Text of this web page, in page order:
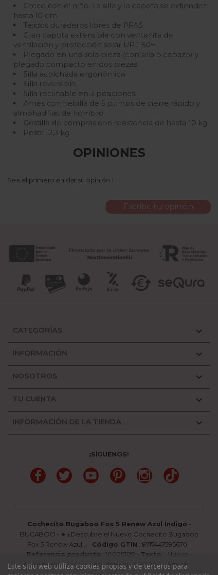
Crece con el niño. La silla y la capota se extienden
hasta 10 cm
Tejidos duraderos libres de PFAS
Gran capota extensible con ventanita de
ventilación y protección solar UPF 50+
Plegado en una sola pieza (con silla o capazo) y
plegado compacto en dos piezas
Silla acolchada ergonómica
Silla reversible
Silla reclinable en 3 posiciones
Arnés con hebilla de 5 puntos de cierre rápido y
almohadillas de hombro
Cestilla de compras con resistencia de hasta 10 kg
Peso: 12,3 kg
OPINIONES
Sea el primero en dar su opinión !
Escribe tu opinión
CATEGORÍAS 
INFORMACIÓN 
NOSOTROS 
TU CUENTA 
INFORMACIÓN DE LA TIENDA 
¡SÍGUENOS!
FacebookTwitter YouTube PinterestInstagramTikTok
Cochecito Bugaboo Fox 5 Renew Azul Indigo -
BUGABOO - ➤ ¡¡Descubre el Nuevo Cochecito Bugaboo
Fox 5 Renew Azul...
- Código GTIN : 8717447595670 -
Referencia producto : 100051129 Texto : Nuevo
Categoría:Cochecitos -Precio: 1299.00€ -Stock
Este sitio web utiliza cookies propias y de terceros para